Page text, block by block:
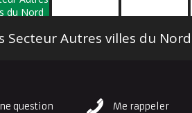
Secteur Autres villes du Nord
question Me rappeler